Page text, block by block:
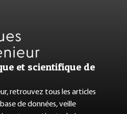
et scientifique de
retrouvez tous les articles
de données, veille